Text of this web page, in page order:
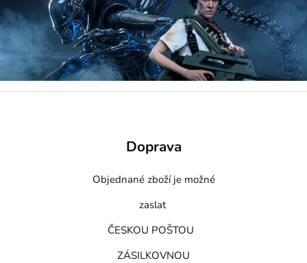
Doprava
Objednané zboží je možné
zaslat
ČESKOU POŠTOU
ZÁSILKOVNOU